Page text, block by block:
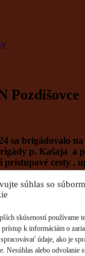
súhlas so
skúseností používame
prístup k informáciám o
údaje, ako je
Nesúhlas alebo odvolanie
Pozdišovce
sa brigádovalo
p. Kašaja a
prístupové cesty ,
Vyzbieralo sa 9
členom